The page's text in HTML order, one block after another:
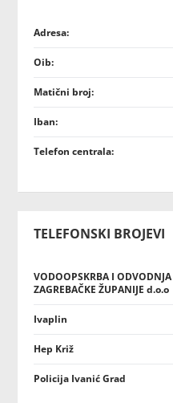
Adresa:
Oib:
Matični broj:
Iban:
Telefon centrala:
TELEFONSKI BROJEVI
VODOOPSKRBA I ODVODNJA
ZAGREBAČKE ŽUPANIJE d.o.o
Ivaplin
Hep Križ
Policija Ivanić Grad